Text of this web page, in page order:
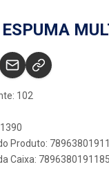
ESPUMA
102
Produto:
Caixa: 7896380191185